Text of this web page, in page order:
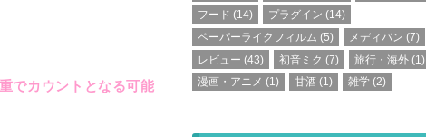
でカウントとなる可能
フード (14) プラグイン (14)
ペーパーライクフィルム (5) メディバン (7)
レビュー (43) 初音ミク (7) 旅行・海外 (1)
漫画・アニメ (1) 甘酒 (1) 雑学 (2)